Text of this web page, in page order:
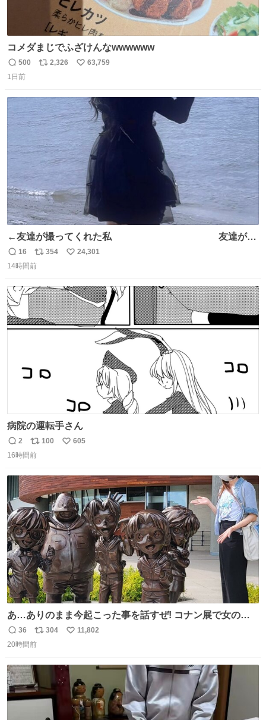
コメダまじでふざけんなwwwwww
返
信
500
リ
ト
数
2,326
い
数
63,759
1日前
←友達が撮ってくれた私 友達が描
いてくれた私→
返
信
16
リ
ポ
ト
数
354
い
数
24,301
14時間前
病院の運転手さん
返
信
2
リ
ポ
ト
数
100
い
数
605
16時間前
あ…ありのまま今起こった事を話すぜ! コナン展で女の子
に 「千速さんですか！？」 と声をかけられた。 あぁ鞄の
装飾かなと思ったら 「背も高いし見た目もすごく千速さん
人＿ ＞今日は私服＜ ￣Y^Y^Y^Y^Y^￣ #白樹鳥取大阪コ
ナン旅行2026
返
信
36
リ
ポ
ト
数
304
い
数
11,802
20時間前